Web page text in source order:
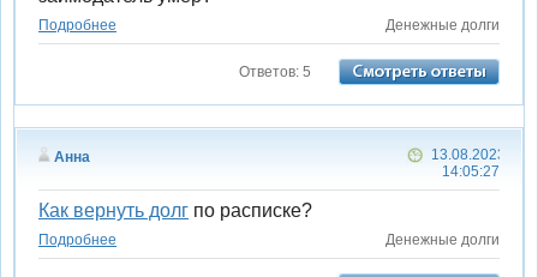
Подробнее Денежные долги
Ответов: 5
Анна
13.08.2023
14:05:27
Как вернуть долг по расписке?
Подробнее Денежные долги